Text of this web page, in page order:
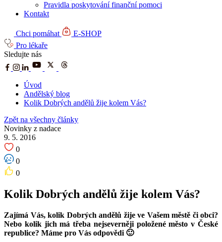
Pravidla poskytování finanční pomoci
Kontakt
Chci pomáhat
E-SHOP
Pro lékaře
Sledujte nás
Úvod
Andělský blog
Kolik Dobrých andělů žije kolem Vás?
Zpět na všechny články
Novinky z nadace
9. 5. 2016
0
0
0
Kolik Dobrých andělů žije kolem Vás?
Zajímá Vás, kolik Dobrých andělů žije ve Vašem městě či obci?
Nebo kolik jich má třeba nejseverněji položené město v České
republice? Máme pro Vás odpovědi 🙂